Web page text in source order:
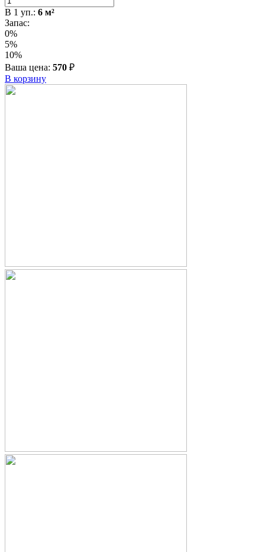
В 1 уп.: 6 м²
Запас:
0%
5%
10%
Ваша цена: 570 ₽
В корзину